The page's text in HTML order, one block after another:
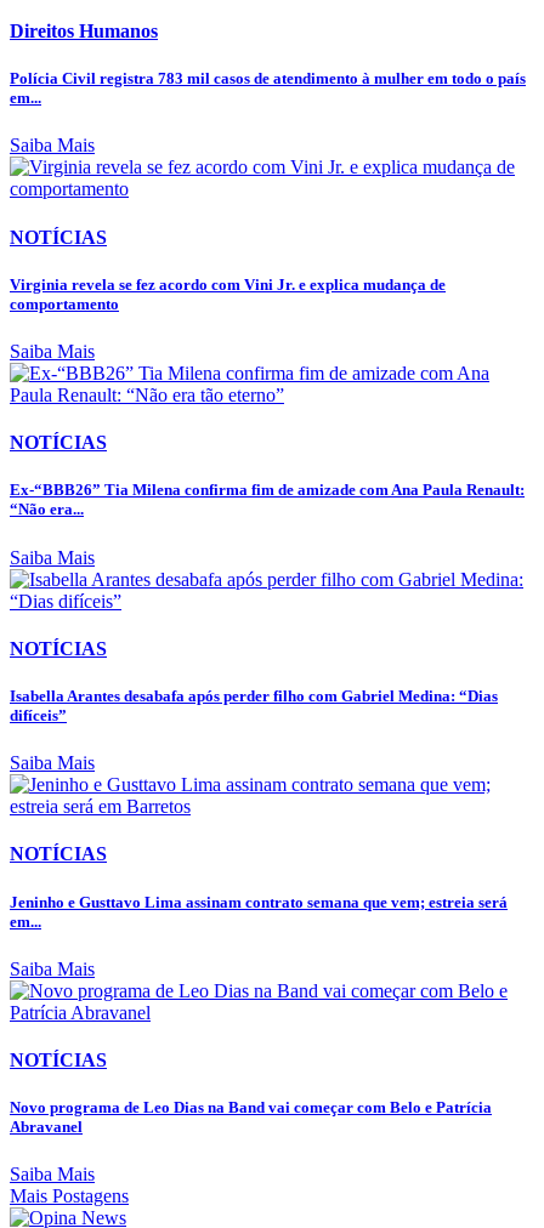
Direitos Humanos
Polícia Civil registra 783 mil casos de atendimento à mulher em todo o país
em...
Saiba Mais
NOTÍCIAS
Virginia revela se fez acordo com Vini Jr. e explica mudança de
comportamento
Saiba Mais
NOTÍCIAS
Ex-“BBB26” Tia Milena confirma fim de amizade com Ana Paula Renault:
“Não era...
Saiba Mais
NOTÍCIAS
Isabella Arantes desabafa após perder filho com Gabriel Medina: “Dias
difíceis”
Saiba Mais
NOTÍCIAS
Jeninho e Gusttavo Lima assinam contrato semana que vem; estreia será
em...
Saiba Mais
NOTÍCIAS
Novo programa de Leo Dias na Band vai começar com Belo e Patrícia
Abravanel
Saiba Mais
Mais Postagens